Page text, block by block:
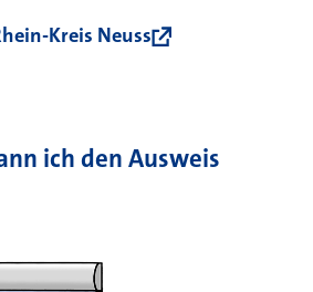
Kreis Neuss
ich den Ausweis